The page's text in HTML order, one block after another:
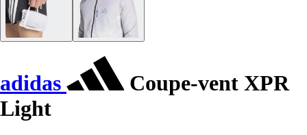
adidas
Coupe-vent XPR
Light